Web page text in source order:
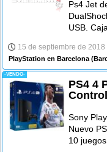
Ps4 Jet
USB.
15 de septiembre de 2018
PlayStation en Barcelona
-VENDO-
PS4 4
Sony
Nuevo
10